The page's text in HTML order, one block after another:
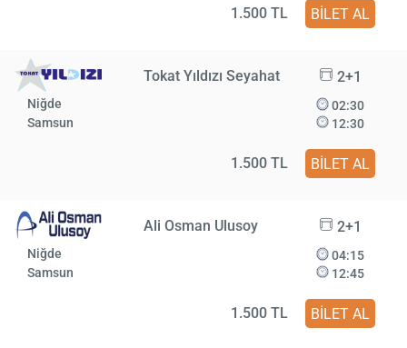
1.500 TL BİLET AL
Tokat Yıldızı Seyahat 2+1
Niğde
Samsun
02:30
12:30
1.500 TL BİLET AL
Ali Osman Ulusoy 2+1
Niğde
Samsun
04:15
12:45
1.500 TL BİLET AL